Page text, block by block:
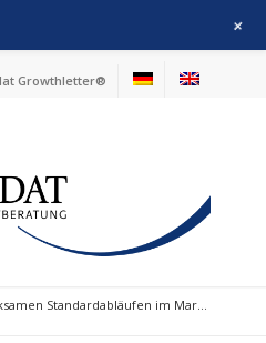
Growthletter®
Standardabläufen im Mar...
+